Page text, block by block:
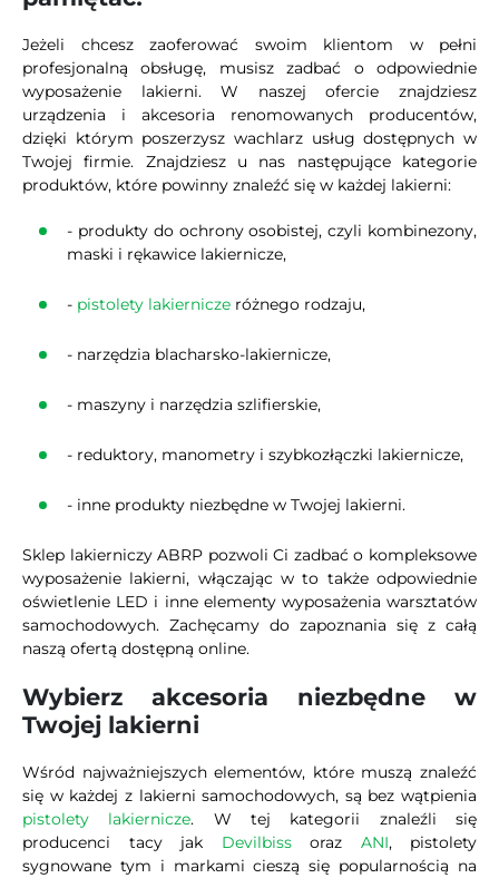
Jeżeli chcesz zaoferować swoim klientom w pełni
profesjonalną obsługę, musisz zadbać o odpowiednie
wyposażenie lakierni. W naszej ofercie znajdziesz
urządzenia i akcesoria renomowanych producentów,
dzięki którym poszerzysz wachlarz usług dostępnych w
Twojej firmie. Znajdziesz u nas następujące kategorie
produktów, które powinny znaleźć się w każdej lakierni:
- produkty do ochrony osobistej, czyli kombinezony,
maski i rękawice lakiernicze,
- pistolety lakiernicze różnego rodzaju,
- narzędzia blacharsko-lakiernicze,
- maszyny i narzędzia szlifierskie,
- reduktory, manometry i szybkozłączki lakiernicze,
- inne produkty niezbędne w Twojej lakierni.
Sklep lakierniczy ABRP pozwoli Ci zadbać o kompleksowe
wyposażenie lakierni, włączając w to także odpowiednie
oświetlenie LED i inne elementy wyposażenia warsztatów
samochodowych. Zachęcamy do zapoznania się z całą
naszą ofertą dostępną online.
Wybierz akcesoria niezbędne w
Twojej lakierni
Wśród najważniejszych elementów, które muszą znaleźć
się w każdej z lakierni samochodowych, są bez wątpienia
pistolety lakiernicze. W tej kategorii znaleźli się
producenci tacy jak Devilbissoraz ANI, pistolety
sygnowane tym i markami cieszą się popularnością na